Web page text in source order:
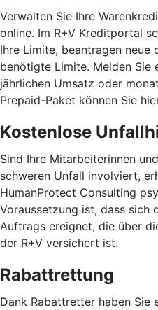
Verwalten Sie Ihre
online. Im R+V Kreditportal
Ihre Limite, beantragen neue
benötigte Limite. Melden Sie
jährlichen Umsatz oder
Prepaid-Paket können Sie
Kostenlose
Sind Ihre Mitarbeiterinnen
schweren Unfall involviert,
HumanProtect Consulting
Voraussetzung ist, dass sich
Auftrags ereignet, die über
der R+V versichert ist.
Rabattrettung
Dank Rabattretter haben Sie